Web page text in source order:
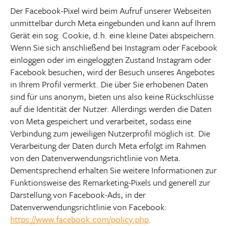
Der Facebook-Pixel wird beim Aufruf unserer Webseiten
unmittelbar durch Meta eingebunden und kann auf Ihrem
Gerät ein sog. Cookie, d.h. eine kleine Datei abspeichern.
Wenn Sie sich anschließend bei Instagram oder Facebook
einloggen oder im eingeloggten Zustand Instagram oder
Facebook besuchen, wird der Besuch unseres Angebotes
in Ihrem Profil vermerkt. Die über Sie erhobenen Daten
sind für uns anonym, bieten uns also keine Rückschlüsse
auf die Identität der Nutzer. Allerdings werden die Daten
von Meta gespeichert und verarbeitet, sodass eine
Verbindung zum jeweiligen Nutzerprofil möglich ist. Die
Verarbeitung der Daten durch Meta erfolgt im Rahmen
von den Datenverwendungsrichtlinie von Meta.
Dementsprechend erhalten Sie weitere Informationen zur
Funktionsweise des Remarketing-Pixels und generell zur
Darstellung von Facebook-Ads, in der
Datenverwendungsrichtlinie von Facebook:
https://www.facebook.com/policy.php.